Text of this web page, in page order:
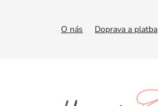
O nás Doprava a platba